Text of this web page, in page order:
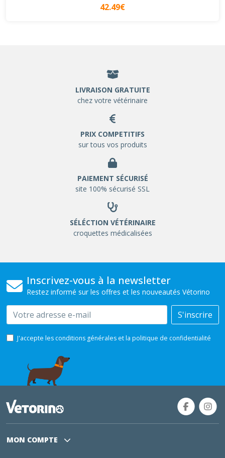
42.49€
LIVRAISON GRATUITE
chez votre vétérinaire
PRIX COMPETITIFS
sur tous vos produits
PAIEMENT SÉCURISÉ
site 100% sécurisé SSL
SÉLÉCTION VÉTÉRINAIRE
croquettes médicalisées
Inscrivez-vous à la newsletter
Restez informé sur les offres et les nouveautés Vétorino
Email S'inscrire
J'accepte les conditions générales et la politique de confidentialité
MON COMPTE